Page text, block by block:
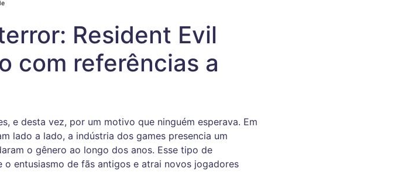
Resident Evil
com referências a
e desta vez, por um motivo que ninguém esperava. Em
lado a lado, a indústria dos games presencia um
o gênero ao longo dos anos. Esse tipo de
entusiasmo de fãs antigos e atrai novos jogadores